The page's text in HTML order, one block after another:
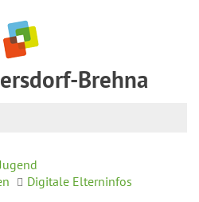
Brehna
Digitale Elterninfos